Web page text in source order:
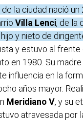
la ciudad nació
Villa Lenci, de la
y nieto de
y estuvo al frente
en 1980. Su
influencia en la
años mayor.
Meridiano V, y su
atravesada por